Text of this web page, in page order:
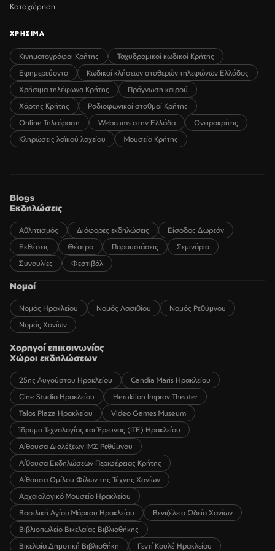
Καταχώρηση
ΧΡΗΣΙΜΑ
Κινηματογράφοι Κρήτης
Ταχυδρομικοί κωδικοί Κρήτης
Εφημερεύοντα
Κωδικοί κλήσεων σταθερών τηλεφώνων Ελλάδος
Χρήσιμα τηλέφωνα Κρήτης
Πρόγνωση καιρού
Χάρτης Κρήτης
Ραδιοφωνικοί σταθμοί Κρήτης
Online Τηλεόραση
Webcams στην Ελλάδα
Ονειροκρίτης
Κληρώσεις λαϊκού λαχείου
Μουσεία Κρήτης
Blogs
Εκδηλώσεις
Αθλητισμός Διάφορες εκδηλώσεις
Είσοδος Δωρεάν
Εκθέσεις
Θέατρο Παρουσιάσεις
Σεμινάρια
Συναυλίες
Φεστιβάλ
Νομοί
Νομός Ηρακλείου Νομός Λασιθίου
Νομός Ρεθύμνου
Νομός Χανίων
Χορηγοί επικοινωνίας
Χώροι εκδηλώσεων
25ης Αυγούστου Ηρακλείου
Candia Maris Ηρακλείου
Cine Studio Ηρακλείου
Heraklion Improv Theater
Talos Plaza Ηρακλείου
Video Games Museum
Ίδρυμα Τεχνολογίας και Έρευνας (ΙΤΕ) Ηρακλείου
Αίθουσα Διαλέξεων ΙΜΣ Ρεθύμνου
Αίθουσα Εκδηλώσεων Περιφέρειας Κρήτης
Αίθουσα Ομίλου Φίλων της Τέχνης Χανίων
Αρχαιολογικό Μουσείο Ηρακλείου
Βασιλική Αγίου Μάρκου Ηρακλείου
Βενιζέλειο Ωδείο Χανίων
Βιβλιοπωλείο Βικελαίας Βιβλιοθήκης
Βικελαία Δημοτική Βιβλιοθήκη
Γεντί Κουλέ Ηρακλείου